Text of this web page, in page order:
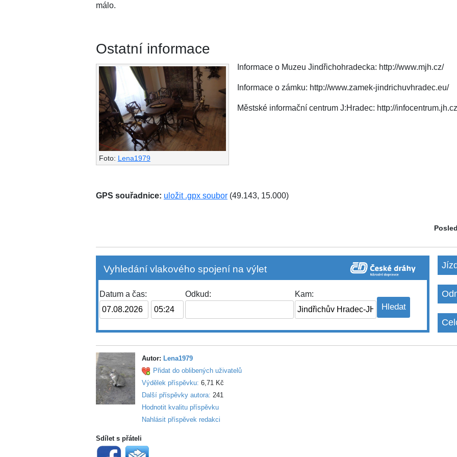
málo.
Ostatní informace
Foto: Lena1979
Informace o Muzeu Jindřichohradecka: http://www.mjh.cz/
Informace o zámku: http://www.zamek-jindrichuvhradec.eu/
Městské informační centrum J:Hradec: http://
GPS souřadnice: uložit .gpx soubor (49.143, 15.000)
Vyhledání vlakového spojení na výlet
Datum a čas: Odkud: Kam:
Autor: Lena1979
Přidat do oblibených uživatelů
Výdělek příspěvku: 6,71 Kč
Další příspěvky autora: 241
Hodnotit kvalitu příspěvku
Nahlásit příspěvek redakci
Sdílet s přáteli